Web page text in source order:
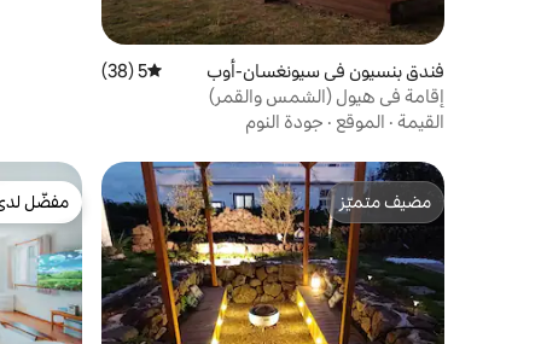
فندق بنسيون في سيونغسان-أوب متوسط التقييم 5 من 5، 38 مراجعات
5 (38)
إقامة في هيول (الشمس والقمر)
القيمة · الموقع · جودة النوم
مضيف متميّز
مضيف متميّز
مفضّل
مفضّل